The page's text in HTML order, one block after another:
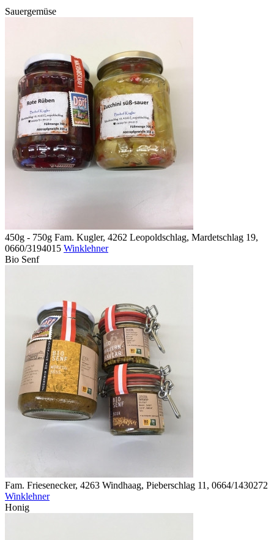
Sauergemüse
450g - 750g Fam. Kugler, 4262 Leopoldschlag, Mardetschlag 19,
0660/3194015 Winklehner
Bio Senf
Fam. Friesenecker, 4263 Windhaag, Pieberschlag 11, 0664/1430272
Winklehner
Honig